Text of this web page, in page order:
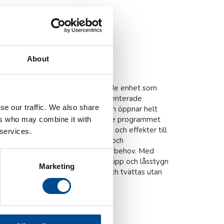
About
our traffic. We also share
who may combine it with
Marketing
inkl
Det är en fristående enhet som
krävs. Den kraftigt patenterade
med svensk ingenjörskonst som öppnar helt
produktionen. Det medföljande programmet
I Coloreel Studio läggs färger och effekter till
och kombinera stygnmönster och
och får alltid exakt rätt färg vid behov. Med
ledtiderna. Inga onödiga klipp och låsstygn
den omedelbart användas och tvättas utan
på www.coloreel.se